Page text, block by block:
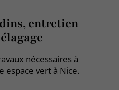
entretien
nécessaires à
espace vert à Nice.